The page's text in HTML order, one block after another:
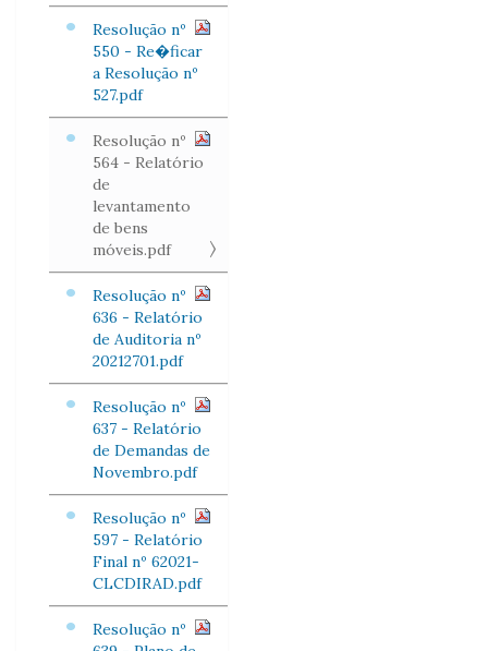
Resolução nº
550 - Re�ficar
a Resolução nº
527.pdf
Resolução nº
564 - Relatório
de
levantamento
de bens
móveis.pdf
Resolução nº
636 - Relatório
de Auditoria nº
20212701.pdf
Resolução nº
637 - Relatório
de Demandas de
Novembro.pdf
Resolução nº
597 - Relatório
Final nº 62021-
CLCDIRAD.pdf
Resolução nº